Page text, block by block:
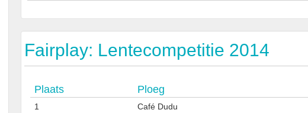
Fairplay: Lentecompetitie 2014
Plaats Ploeg
1 Café Dudu